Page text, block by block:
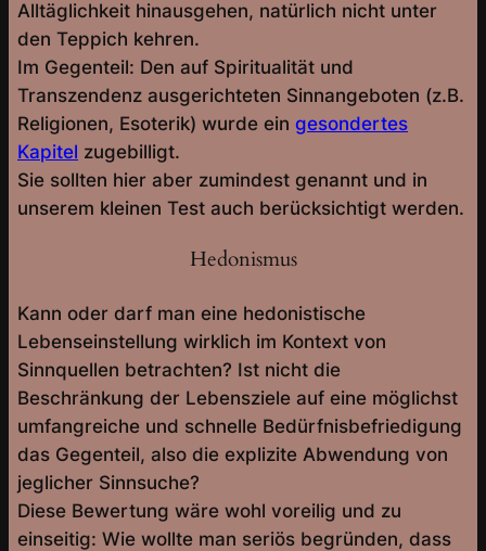
Alltäglichkeit hinausgehen, natürlich nicht unter
den Teppich kehren.
Im Gegenteil: Den auf Spiritualität und
Transzendenz ausgerichteten Sinnangeboten (z.B.
Religionen, Esoterik) wurde ein gesondertes
Kapitel zugebilligt.
Sie sollten hier aber zumindest genannt und in
unserem kleinen Test auch berücksichtigt werden.
Hedonismus
Kann oder darf man eine hedonistische
Lebenseinstellung wirklich im Kontext von
Sinnquellen betrachten? Ist nicht die
Beschränkung der Lebensziele auf eine möglichst
umfangreiche und schnelle Bedürfnisbefriedigung
das Gegenteil, also die explizite Abwendung von
jeglicher Sinnsuche?
Diese Bewertung wäre wohl voreilig und zu
einseitig: Wie wollte man seriös begründen, dass